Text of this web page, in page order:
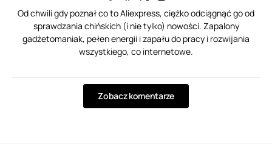
Od chwili gdy poznał co to Aliexpress, ciężko odciągnąć go od
sprawdzania chińskich (i nie tylko) nowości. Zapalony
gadżetomaniak, pełen energii i zapału do pracy i rozwijania
wszystkiego, co internetowe.
Zobacz komentarze